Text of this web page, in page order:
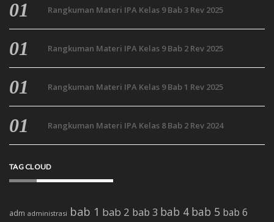
Rangkuman Materi IPA Kelas 9 Bab 3 Rev 2025
Rangkuman Materi IPA Kelas 9 Bab 2 Rev 2025
Rangkuman Materi IPA Kelas 9 Bab 1 Rev 2025
Rangkuman Materi IPA Kelas 8 Bab 2 Rev 2024
TAG CLOUD
adm administrasi bab 1 bab 2 bab 3 bab 4 bab 5 bab 6